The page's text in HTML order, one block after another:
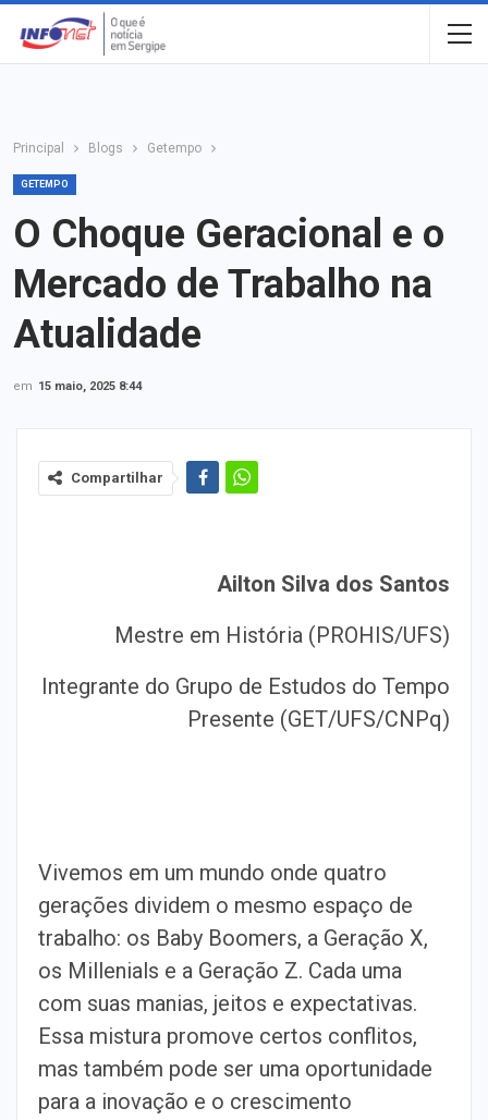
Principal Blogs Getempo
GETEMPO
O Choque Geracional e o
Mercado de Trabalho na
Atualidade
em 15 maio, 2025 8:44
Compartilhar
Ailton Silva dos Santos
Mestre em História (PROHIS/UFS)
Integrante do Grupo de Estudos do Tempo
Presente (GET/UFS/CNPq)
Vivemos em um mundo onde quatro
gerações dividem o mesmo espaço de
trabalho: os Baby Boomers, a Geração X,
os Millenials e a Geração Z. Cada uma
com suas manias, jeitos e expectativas.
Essa mistura promove certos conflitos,
mas também pode ser uma oportunidade
para a inovação e o crescimento